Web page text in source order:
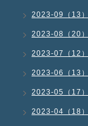
2023-09（13）
2023-08（20）
2023-07（12）
2023-06（13）
2023-05（17）
2023-04（18）